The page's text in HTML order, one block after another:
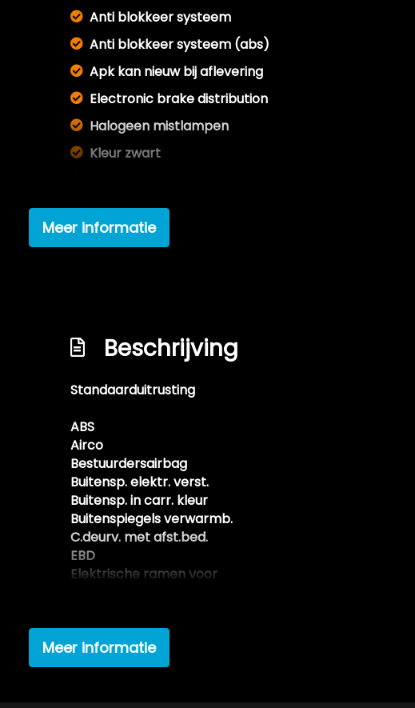
Anti blokkeer systeem
Anti blokkeer systeem (abs)
Apk kan nieuw bij aflevering
Electronic brake distribution
Halogeen mistlampen
Kleur zwart
Nl auto !
Radio cd-speler
Meer informatie
Beschrijving
Standaarduitrusting
ABS
Airco
Bestuurdersairbag
Buitensp. elektr. verst.
Buitensp. in carr. kleur
Buitenspiegels verwarmb.
C.deurv. met afst.bed.
EBD
Elektrische ramen voor
Parkeersensor achter
Passagiersairbag
Radio CD speler
Meer informatie